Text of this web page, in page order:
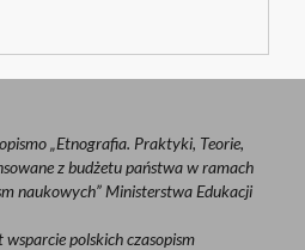
„Etnografia. Praktyki, Teorie,
z budżetu państwa w ramach
naukowych” Ministerstwa Edukacji
polskich czasopism